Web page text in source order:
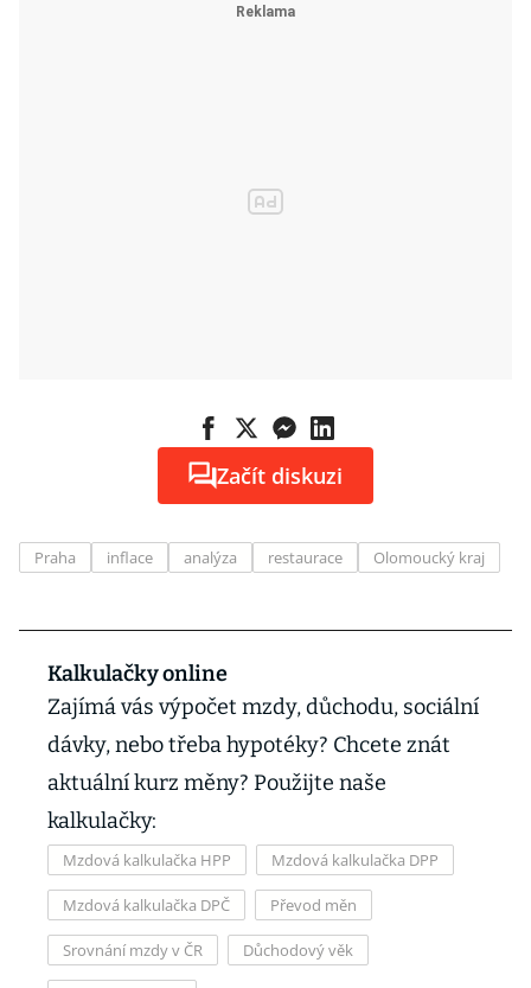
Začít diskuzi
Praha inflace analýza restaurace Olomoucký kraj
Kalkulačky online
Zajímá vás výpočet mzdy, důchodu, sociální
dávky, nebo třeba hypotéky? Chcete znát
aktuální kurz měny? Použijte naše
kalkulačky:
Mzdová kalkulačka HPP Mzdová kalkulačka DPP
Mzdová kalkulačka DPČ Převod měn
Srovnání mzdy v ČR Důchodový věk